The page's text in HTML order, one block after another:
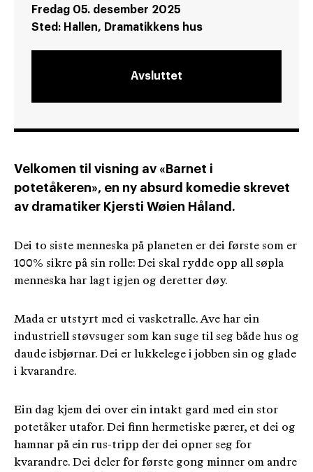
Fredag 05. desember 2025
Sted: Hallen, Dramatikkens hus
Avsluttet
Velkomen til visning av «Barnet i
potetåkeren», en ny absurd komedie skrevet
av dramatiker Kjersti Wøien Håland.
Dei to siste menneska på planeten er dei første som er
100% sikre på sin rolle: Dei skal rydde opp all søpla
menneska har lagt igjen og deretter døy.
Mada er utstyrt med ei vasketralle. Ave har ein
industriell støvsuger som kan suge til seg både hus og
daude isbjørnar. Dei er lukkelege i jobben sin og glade
i kvarandre.
Ein dag kjem dei over ein intakt gard med ein stor
potetåker utafor. Dei finn hermetiske pærer, et dei og
hamnar på ein rus-tripp der dei opner seg for
kvarandre. Dei deler for første gong minner om andre